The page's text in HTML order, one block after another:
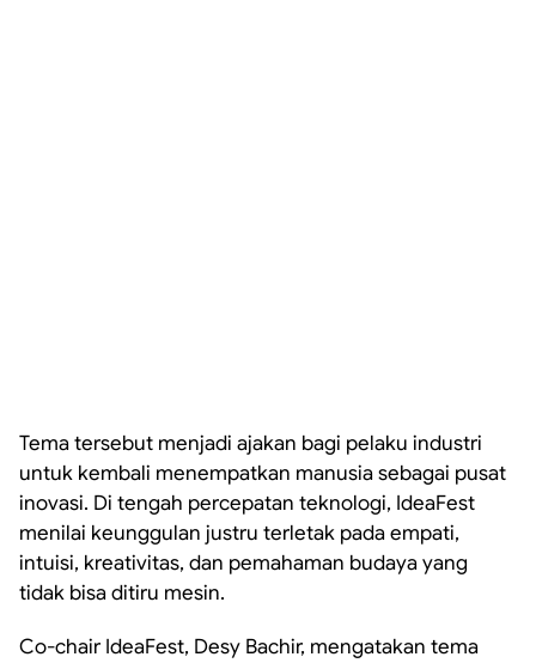
Tema tersebut menjadi ajakan bagi pelaku industri
untuk kembali menempatkan manusia sebagai pusat
inovasi. Di tengah percepatan teknologi, IdeaFest
menilai keunggulan justru terletak pada empati,
intuisi, kreativitas, dan pemahaman budaya yang
tidak bisa ditiru mesin.
Co-chair IdeaFest, Desy Bachir, mengatakan tema